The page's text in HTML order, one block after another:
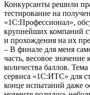
Конкурсанты решили
тестирование на
«1С:Профессионал»,
крупнейших компаний
и прохождения на их
– В финале для меня
часть, весовое
количества баллов.
сервиса «1С:ИТС» для
конце испытаний даже